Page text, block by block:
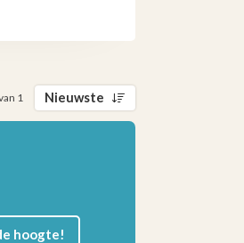
1 Nieuwste
hoogte!